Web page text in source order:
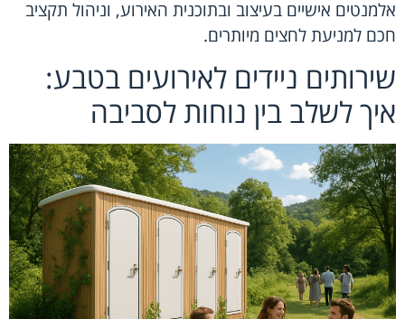
אלמנטים אישיים בעיצוב ובתוכנית האירוע, וניהול תקציב
חכם למניעת לחצים מיותרים.
שירותים ניידים לאירועים בטבע:
איך לשלב בין נוחות לסביבה